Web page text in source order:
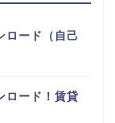
ロード（自己
ロード！賃貸